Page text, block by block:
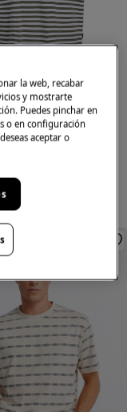
€
la web, recabar
y mostrarte
Puedes pinchar en
o en configuración
aceptar o